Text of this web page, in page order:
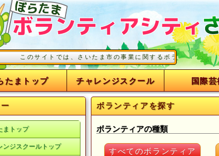
サイトでは、さいたま市の事業に関するボランティアを募集してい
たまトップ チャレンジスクール 国際
まトップ
ンジスクールトップ
ボランティアを探す
ボランティアの種類
すべてのボランティア